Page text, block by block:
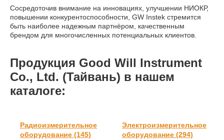
Сосредоточив внимание на инновациях, улучшении НИОКР,
повышении конкурентоспособности, GW Instek стремится
быть наиболее надежным партнёром, качественным
брендом для многочисленных потенциальных клиентов.
Продукция Good Will Instrument
Co., Ltd. (Тайвань) в нашем
каталоге:
Радиоизмерительное
оборудование (145)
Электроизмерительное
оборудование (294)